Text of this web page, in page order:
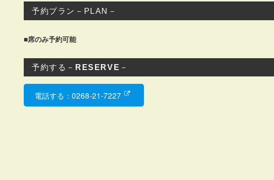
予約プラン－PLAN－
■席のみ予約可能
予約する－ RESERVE －
電話する：0268-21-7227